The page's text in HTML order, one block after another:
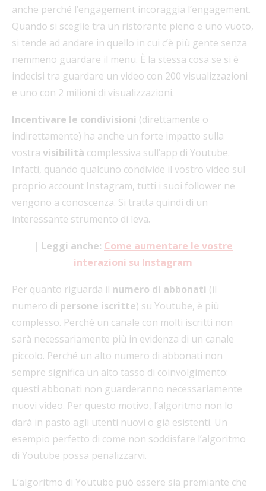
anche perché l’engagement incoraggia l’engagement.
Quando si sceglie tra un ristorante pieno e uno vuoto,
si tende ad andare in quello in cui c’è più gente senza
nemmeno guardare il menu. È la stessa cosa se si è
indecisi tra guardare un video con 200 visualizzazioni
e uno con 2 milioni di visualizzazioni.
Incentivare le condivisioni (direttamente o
indirettamente) ha anche un forte impatto sulla
vostra visibilità complessiva sull’app di Youtube.
Infatti, quando qualcuno condivide il vostro video sul
proprio account Instagram, tutti i suoi follower ne
vengono a conoscenza. Si tratta quindi di un
interessante strumento di leva.
| Leggi anche: Come aumentare le vostre
interazioni su Instagram
Per quanto riguarda il numero di abbonati (il
numero di persone iscritte) su Youtube, è più
complesso. Perché un canale con molti iscritti non
sarà necessariamente più in evidenza di un canale
piccolo. Perché un alto numero di abbonati non
sempre significa un alto tasso di coinvolgimento:
questi abbonati non guarderanno necessariamente
nuovi video. Per questo motivo, l’algoritmo non lo
darà in pasto agli utenti nuovi o già esistenti. Un
esempio perfetto di come non soddisfare l’algoritmo
di Youtube possa penalizzarvi.
L’algoritmo di Youtube può essere sia premiante che